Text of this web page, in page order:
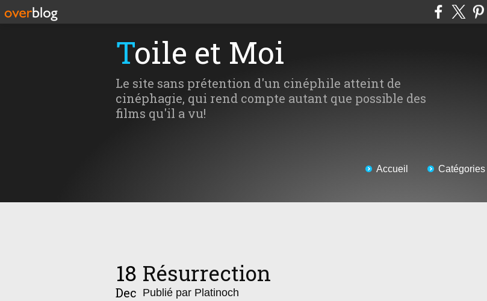
Toile et Moi
Le site sans prétention d'un cinéphile atteint de
cinéphagie, qui rend compte autant que possible des
films qu'il a vu!
Accueil Catégories
18
Dec
Résurrection
Publié par Platinoch